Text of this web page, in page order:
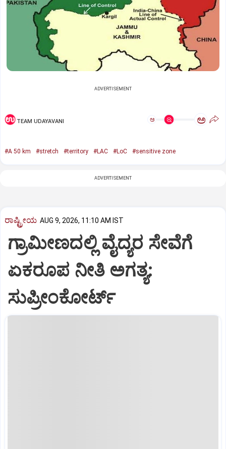
ADVERTISEMENT
TEAM UDAYAVANI ಅ ಅ
#A 50 km #stretch #territory #LAC #LoC #sensitive zone
ADVERTISEMENT
ರಾಷ್ಟ್ರೀಯ AUG 9, 2026, 11:10 AM IST
ಗ್ರಾಮೀಣದಲ್ಲಿ ವೈದ್ಯರ ಸೇವೆಗೆ
ಏಕರೂಪ ನೀತಿ ಅಗತ್ಯ:
ಸುಪ್ರೀಂಕೋರ್ಟ್‌